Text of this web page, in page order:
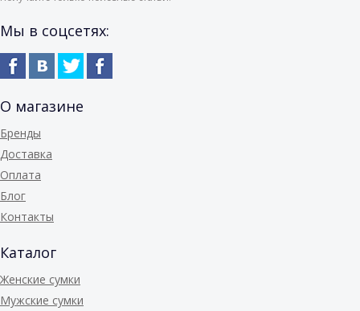
Мы в соцсетях:
О магазине
Бренды
Доставка
Оплата
Блог
Контакты
Каталог
Женские сумки
Мужские сумки